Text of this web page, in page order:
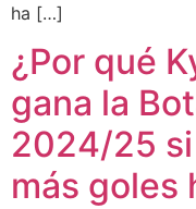
ha […]
¿Por qué
gana la
2024/25
más goles